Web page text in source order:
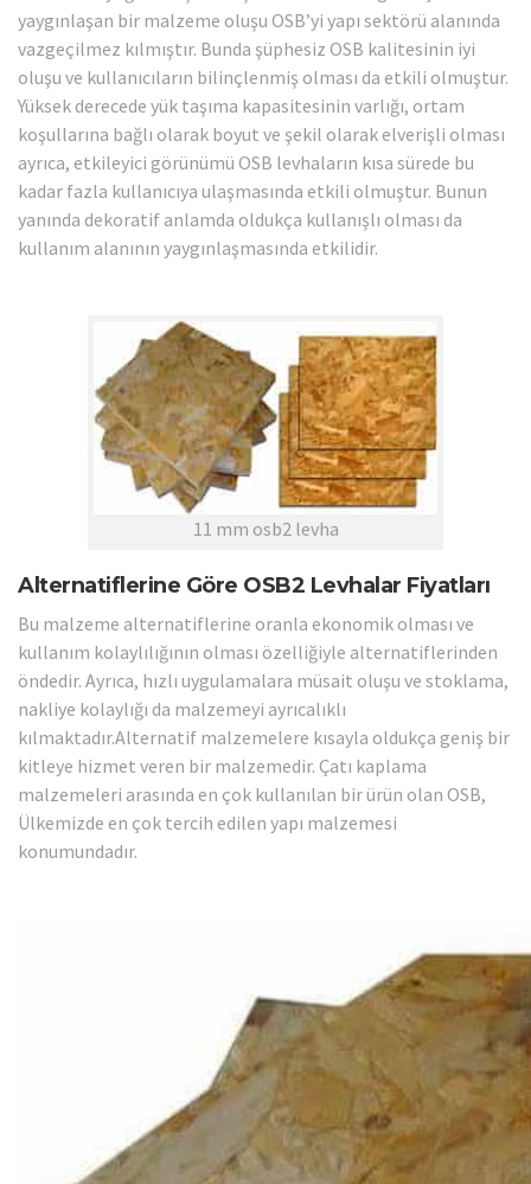
yaygınlaşan bir malzeme oluşu OSB’yi yapı sektörü alanında
vazgeçilmez kılmıştır. Bunda şüphesiz OSB kalitesinin iyi
oluşu ve kullanıcıların bilinçlenmiş olması da etkili olmuştur.
Yüksek derecede yük taşıma kapasitesinin varlığı, ortam
koşullarına bağlı olarak boyut ve şekil olarak elverişli olması
ayrıca, etkileyici görünümü OSB levhaların kısa sürede bu
kadar fazla kullanıcıya ulaşmasında etkili olmuştur. Bunun
yanında dekoratif anlamda oldukça kullanışlı olması da
kullanım alanının yaygınlaşmasında etkilidir.
11 mm osb2 levha
Alternatiflerine Göre OSB2 Levhalar Fiyatları
Bu malzeme alternatiflerine oranla ekonomik olması ve
kullanım kolaylılığının olması özelliğiyle alternatiflerinden
öndedir. Ayrıca, hızlı uygulamalara müsait oluşu ve stoklama,
nakliye kolaylığı da malzemeyi ayrıcalıklı
kılmaktadır.Alternatif malzemelere kısayla oldukça geniş bir
kitleye hizmet veren bir malzemedir. Çatı kaplama
malzemeleri arasında en çok kullanılan bir ürün olan OSB,
Ülkemizde en çok tercih edilen yapı malzemesi
konumundadır.